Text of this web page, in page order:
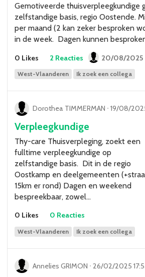
Gemotiveerde thuisverpleegkundige
zelfstandige basis, regio Oostende.
per maand (2 kan zeker besproken
in de week. Dagen kunnen
0 Likes 2 Reacties 20/08/2025
West-Vlaanderen Ik zoek een collega
Dorothea TIMMERMAN ᐧ 19/08/
Verpleegkundige
Thy-care Thuisverpleging, zoekt een
fulltime verpleegkundige op
zelfstandige basis. Dit in de regio
Oostkamp en deelgemeenten
15km er rond) Dagen en weekend
bespreekbaar, zowel…
0 Likes 0 Reacties
West-Vlaanderen Ik zoek een collega
Annelies GRIMON ᐧ 26/02/2025